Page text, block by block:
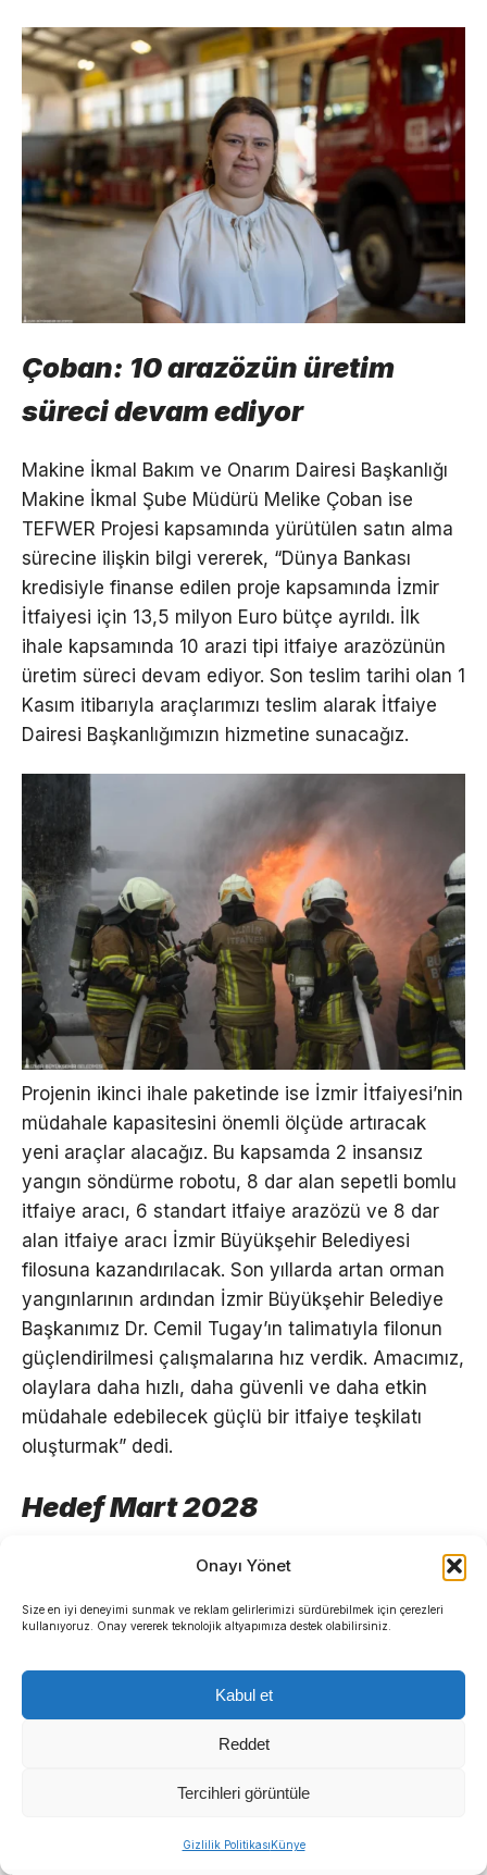
Onayı Yönet
Size en iyi deneyimi sunmak ve reklam gelirlerimizi sürdürebilmek için çerezleri
kullanıyoruz. Onay vererek teknolojik altyapımıza destek olabilirsiniz.
Kabul et
Reddet
Tercihleri görüntüle
Gizlilik PolitikasıKünye
Çoban: 10 arazözün üretim
süreci devam ediyor
Makine İkmal Bakım ve Onarım Dairesi Başkanlığı
Makine İkmal Şube Müdürü Melike Çoban ise
TEFWER Projesi kapsamında yürütülen satın alma
sürecine ilişkin bilgi vererek, “Dünya Bankası
kredisiyle finanse edilen proje kapsamında İzmir
İtfaiyesi için 13,5 milyon Euro bütçe ayrıldı. İlk
ihale kapsamında 10 arazi tipi itfaiye arazözünün
üretim süreci devam ediyor. Son teslim tarihi olan 1
Kasım itibarıyla araçlarımızı teslim alarak İtfaiye
Dairesi Başkanlığımızın hizmetine sunacağız.
Projenin ikinci ihale paketinde ise İzmir İtfaiyesi’nin
müdahale kapasitesini önemli ölçüde artıracak
yeni araçlar alacağız. Bu kapsamda 2 insansız
yangın söndürme robotu, 8 dar alan sepetli bomlu
itfaiye aracı, 6 standart itfaiye arazözü ve 8 dar
alan itfaiye aracı İzmir Büyükşehir Belediyesi
filosuna kazandırılacak. Son yıllarda artan orman
yangınlarının ardından İzmir Büyükşehir Belediye
Başkanımız Dr. Cemil Tugay’ın talimatıyla filonun
güçlendirilmesi çalışmalarına hız verdik. Amacımız,
olaylara daha hızlı, daha güvenli ve daha etkin
müdahale edebilecek güçlü bir itfaiye teşkilatı
oluşturmak” dedi.
Hedef Mart 2028
TEFWER Projesi kapsamındaki araç alımlarının
belirlenen takvim doğrultusunda Mart 2028’e